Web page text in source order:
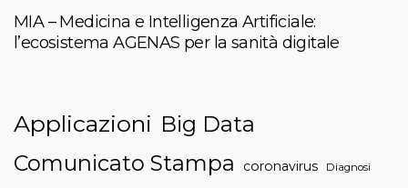
MIA – Medicina e Intelligenza Artificiale:
l’ecosistema AGENAS per la sanità digitale
Applicazioni Big Data
Comunicato Stampa
coronavirus Diagnosi